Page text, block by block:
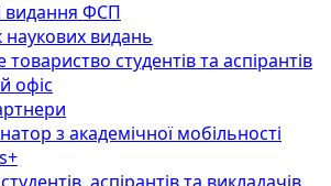
видання ФСП
наукових видань
товариство студентів та аспірантів
офіс
з академічної мобільності